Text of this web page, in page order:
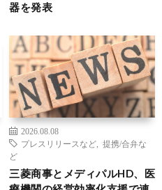
器を発表
2026.08.08
プレスリリースなど
提携/合弁な
ど
三菱商事とメディパルHD、医